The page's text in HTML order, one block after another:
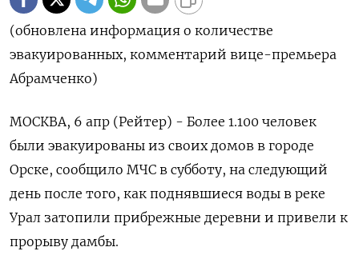
(обновлена информация о количестве
эвакуированных, комментарий вице-премьера
Абрамченко)
МОСКВА, 6 апр (Рейтер) - Более 1.100 человек
были эвакуированы из своих домов в городе
Орске, сообщило МЧС в субботу, на следующий
день после того, как поднявшиеся воды в реке
Урал затопили прибрежные деревни и привели к
прорыву дамбы.